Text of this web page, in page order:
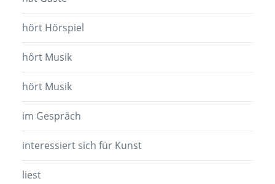
hört Hörspiel
hört Musik
hört Musik
im Gespräch
interessiert sich für Kunst
liest